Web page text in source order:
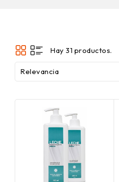
Hay 31 productos.
Relevancia